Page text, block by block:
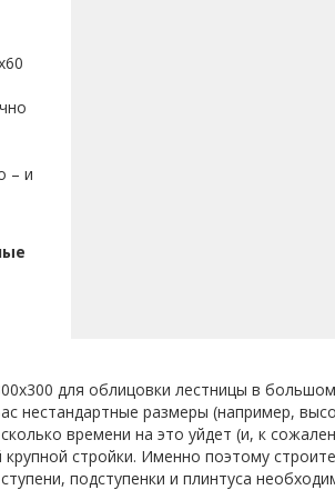
– и
для облицовки лестницы в
нестандартные размеры (например,
времени на это уйдет (и, к
стройки. Именно поэтому
подступенки и плинтуса